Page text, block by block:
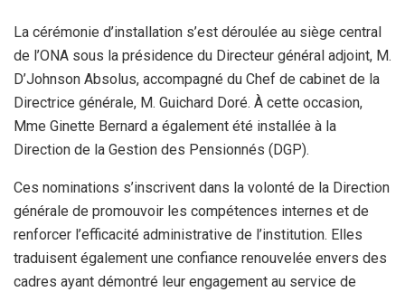
La cérémonie d’installation s’est déroulée au siège central
de l’ONA sous la présidence du Directeur général adjoint, M.
D’Johnson Absolus, accompagné du Chef de cabinet de la
Directrice générale, M. Guichard Doré. À cette occasion,
Mme Ginette Bernard a également été installée à la
Direction de la Gestion des Pensionnés (DGP).
Ces nominations s’inscrivent dans la volonté de la Direction
générale de promouvoir les compétences internes et de
renforcer l’efficacité administrative de l’institution. Elles
traduisent également une confiance renouvelée envers des
cadres ayant démontré leur engagement au service de